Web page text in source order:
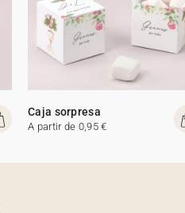
Caja sorpresa
A partir de 0,95 €